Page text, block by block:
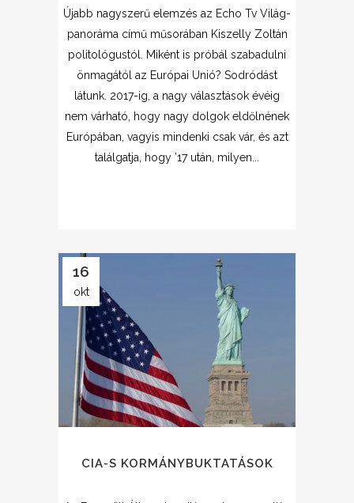
Újabb nagyszerű elemzés az Echo Tv Világ-
panoráma című műsorában Kiszelly Zoltán
politológustól. Miként is próbál szabadulni
önmagától az Európai Unió? Sodródást
látunk. 2017-ig, a nagy választások évéig
nem várható, hogy nagy dolgok eldőlnének
Európában, vagyis mindenki csak vár, és azt
találgatja, hogy ’17 után, milyen...
16
okt
CIA-S KORMÁNYBUKTATÁSOK